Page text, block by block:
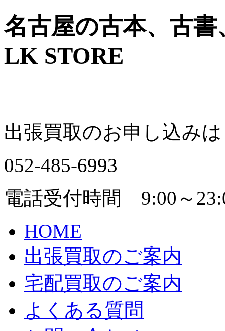
名古屋の古本、古
LK STORE
出張買取のお申し込みは
052-485-6993
電話受付時間 9:00～
HOME
出張買取のご案内
宅配買取のご案内
よくある質問